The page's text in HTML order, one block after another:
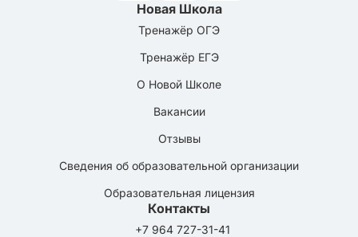
Новая Школа
Тренажёр ОГЭ
Тренажёр ЕГЭ
О Новой Школе
Вакансии
Отзывы
Сведения об образовательной организации
Образовательная лицензия
Контакты
+7 964 727-31-41